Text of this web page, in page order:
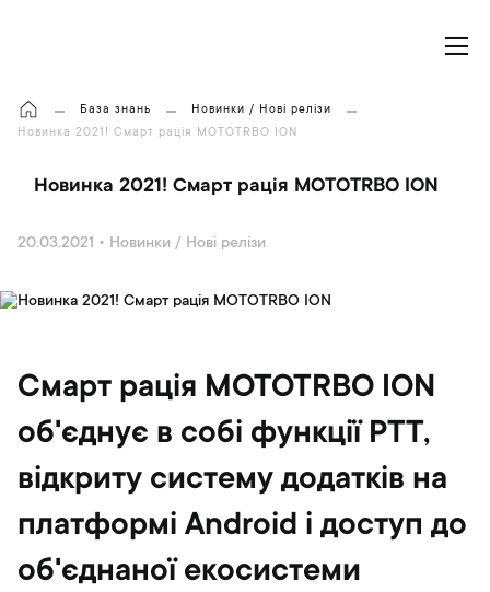
База знань
Новинки / Нові релізи
Новинка 2021! Смарт рація MOTOTRBO ION
Новинка 2021! Смарт рація MOTOTRBO ION
20.03.2021 • Новинки / Нові релізи
Смарт рація MOTOTRBO ION
об'єднує в собі функції PTT,
відкриту систему додатків на
платформі Android і доступ до
об'єднаної екосистеми